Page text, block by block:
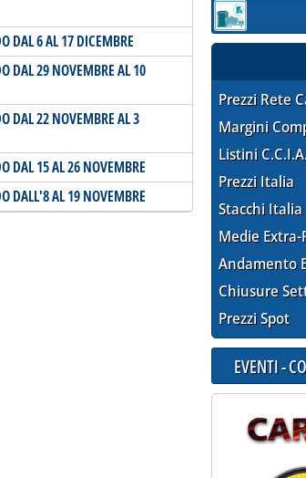
DAL 6 AL 17 DICEMBRE
DAL 29 NOVEMBRE AL 10
DAL 22 NOVEMBRE AL 3
DAL 15 AL 26 NOVEMBRE
DALL'8 AL 19 NOVEMBRE
Sezione:
Prezzi Rete
Margini
Listini
Prezzi Italia
Stacchi Italia
Medie Extra-
Andamento
Chiusure
Prezzi Spot
EVENTI -